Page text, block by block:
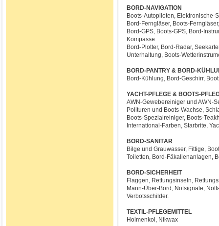
BORD-NAVIGATION
Boots-Autopiloten, Elektronische-
Bord-Ferngläser, Boots-
Bord-GPS, Boots-GPS, Bord-
Kompasse
Bord-Plotter, Bord-Radar,
Unterhaltung, Boots-
BORD-PANTRY & BORD-
Bord-Kühlung, Bord-Geschirr,
YACHT-PFLEGE & BOOTS-
AWN-Gewebereiniger und AWN-
Polituren und Boots-Wachse,
Boots-Spezialreiniger, Boots-
International-Farben, Starbrite,
BORD-SANITÄR
Bilge und Grauwasser, Fittige,
Toiletten, Bord-Fäkalienanlagen,
BORD-SICHERHEIT
Flaggen, Rettungsinseln,
Mann-Über-Bord, Notsignale,
Verbotsschilder.
TEXTIL-PFLEGEMITTEL
Holmenkol, Nikwax